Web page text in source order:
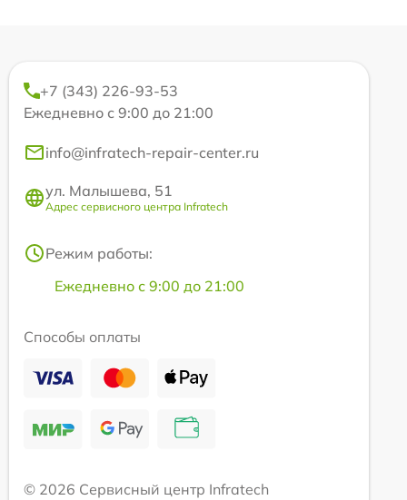
+7 (343) 226-93-53
Ежедневно с 9:00 до 21:00
info@infratech-repair-center.ru
ул. Малышева, 51
Адрес сервисного центра Infratech
Режим работы:
Ежедневно с 9:00 до 21:00
Способы оплаты
© 2026 Сервисный центр Infratech